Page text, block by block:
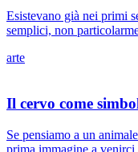
Esistevano già nei primi
semplici, non
arte
Il cervo come
Se pensiamo a un
prima immagine a venirci